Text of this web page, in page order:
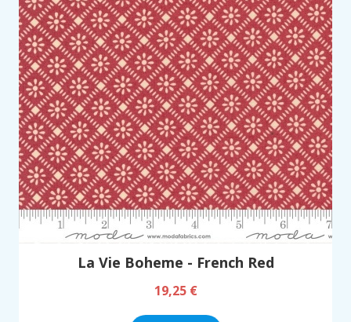
La Vie Boheme - French Red
19,25 €